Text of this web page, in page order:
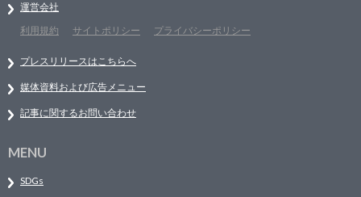
運営会社
利用規約
サイトポリシー プライバシーポリシー
プレスリリースはこちらへ
媒体資料および広告メニュー
記事に関するお問い合わせ
MENU
SDGs